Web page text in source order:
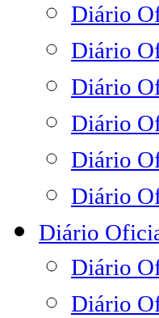
Diário
Diário
Diário
Diário
Diário
Diário
Diário
Diário
Diário